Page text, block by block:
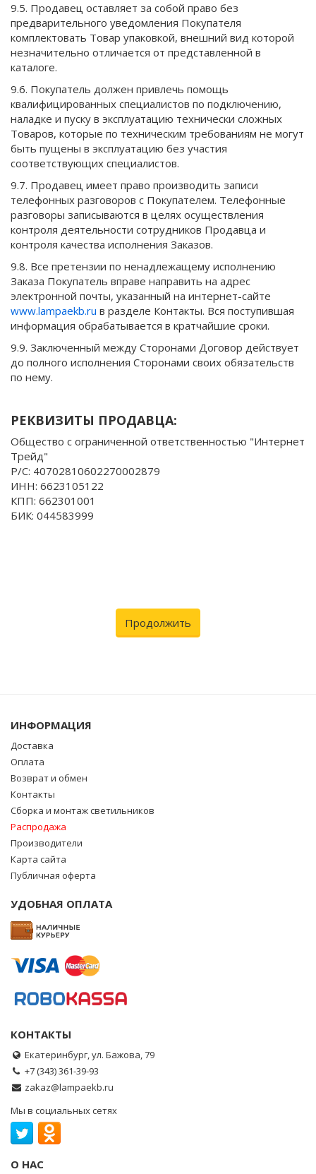
9.5. Продавец оставляет за собой право без
предварительного уведомления Покупателя
комплектовать Товар упаковкой, внешний вид которой
незначительно отличается от представленной в
каталоге.
9.6. Покупатель должен привлечь помощь
квалифицированных специалистов по подключению,
наладке и пуску в эксплуатацию технически сложных
Товаров, которые по техническим требованиям не могут
быть пущены в эксплуатацию без участия
соответствующих специалистов.
9.7. Продавец имеет право производить записи
телефонных разговоров с Покупателем. Телефонные
разговоры записываются в целях осуществления
контроля деятельности сотрудников Продавца и
контроля качества исполнения Заказов.
9.8. Все претензии по ненадлежащему исполнению
Заказа Покупатель вправе направить на адрес
электронной почты, указанный на интернет-сайте
www.lampaekb.ru в разделе Контакты. Вся поступившая
информация обрабатывается в кратчайшие сроки.
9.9. Заключенный между Сторонами Договор действует
до полного исполнения Сторонами своих обязательств
по нему.
РЕКВИЗИТЫ ПРОДАВЦА:
Общество с ограниченной ответственностью "Интернет
Трейд"
Р/С: 40702810602270002879
ИНН: 6623105122
КПП: 662301001
БИК: 044583999
Продолжить
ИНФОРМАЦИЯ
Доставка
Оплата
Возврат и обмен
Контакты
Сборка и монтаж светильников
Распродажа
Производители
Карта сайта
Публичная оферта
УДОБНАЯ ОПЛАТА
КОНТАКТЫ
Екатеринбург, ул. Бажова, 79
+7 (343) 361-39-93
zakaz@lampaekb.ru
Мы в социальных сетях
О НАС